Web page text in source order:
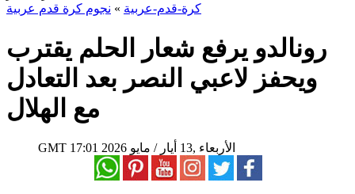
كرة-قدم-عربية » نجوم كرة قدم عربية
رونالدو يرفع شعار الحلم يقترب
ويحفز لاعبي النصر بعد التعادل
مع الهلال
GMT 17:01 2026 الأربعاء ,13 أيار / مايو